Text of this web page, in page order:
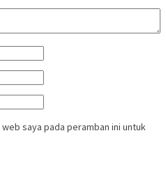
saya pada peramban ini untuk